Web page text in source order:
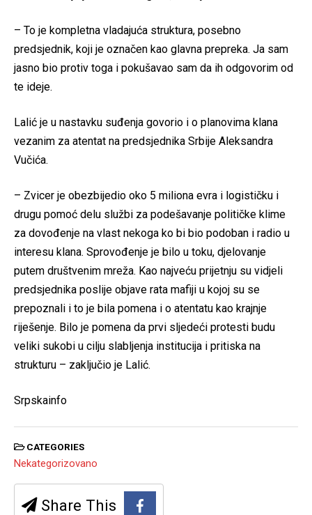
– To je kompletna vladajuća struktura, posebno
predsjednik, koji je označen kao glavna prepreka. Ja sam
jasno bio protiv toga i pokušavao sam da ih odgovorim od
te ideje.
Lalić je u nastavku suđenja govorio i o planovima klana
vezanim za atentat na predsjednika Srbije Aleksandra
Vučića.
– Zvicer je obezbijedio oko 5 miliona evra i logističku i
drugu pomoć delu službi za podešavanje političke klime
za dovođenje na vlast nekoga ko bi bio podoban i radio u
interesu klana. Sprovođenje je bilo u toku, djelovanje
putem društvenim mreža. Kao najveću prijetnju su vidjeli
predsjednika poslije objave rata mafiji u kojoj su se
prepoznali i to je bila pomena i o atentatu kao krajnje
riješenje. Bilo je pomena da prvi sljedeći protesti budu
veliki sukobi u cilju slabljenja institucija i pritiska na
strukturu – zaključio je Lalić.
Srpskainfo
CATEGORIES
Nekategorizovano
Share This